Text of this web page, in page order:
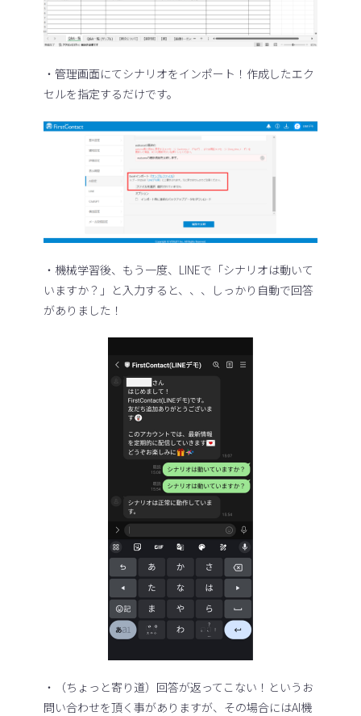
・管理画面にてシナリオをインポート！作成したエク
セルを指定するだけです。
・機械学習後、もう一度、LINEで「シナリオは動いて
いますか？」と入力すると、、、しっかり自動で回答
がありました！
・（ちょっと寄り道）回答が返ってこない！というお
問い合わせを頂く事がありますが、その場合にはAI機